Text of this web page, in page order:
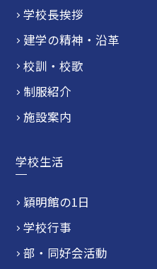
学校長挨拶
建学の精神・沿革
校訓・校歌
制服紹介
施設案内
学校生活
穎明館の1日
学校行事
部・同好会活動